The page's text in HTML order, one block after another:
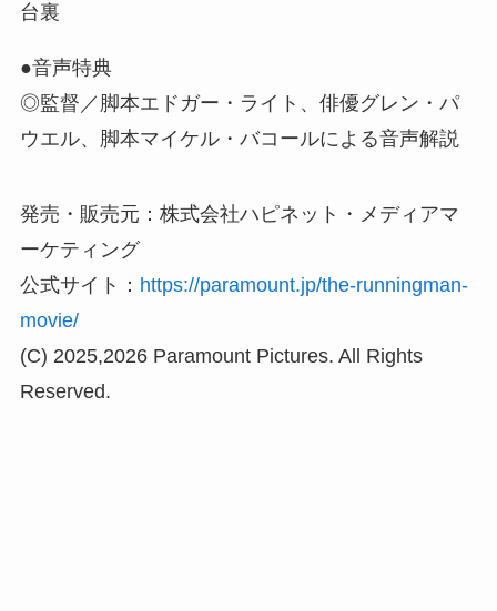
台裏
●音声特典
◎監督／脚本エドガー・ライト、俳優グレン・パ
ウエル、脚本マイケル・バコールによる音声解説
発売・販売元：株式会社ハピネット・メディアマ
ーケティング
公式サイト： https://paramount.jp/the-runningman-
movie/
(C) 2025,2026 Paramount Pictures. All Rights
Reserved.